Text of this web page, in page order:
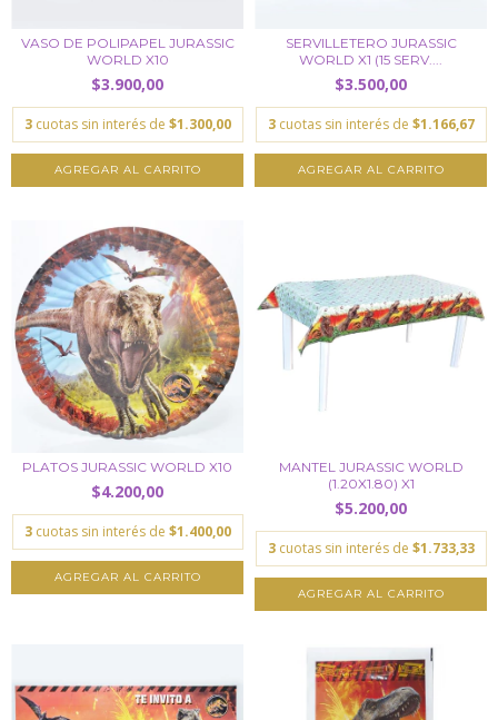
VASO DE POLIPAPEL JURASSIC
WORLD X10
$3.900,00
3 cuotas sin interés de $1.300,00
SERVILLETERO JURASSIC
WORLD X1 (15 SERV....
$3.500,00
3 cuotas sin interés de $1.166,67
PLATOS JURASSIC WORLD X10
$4.200,00
3 cuotas sin interés de $1.400,00
MANTEL JURASSIC WORLD
(1.20X1.80) X1
$5.200,00
3 cuotas sin interés de $1.733,33